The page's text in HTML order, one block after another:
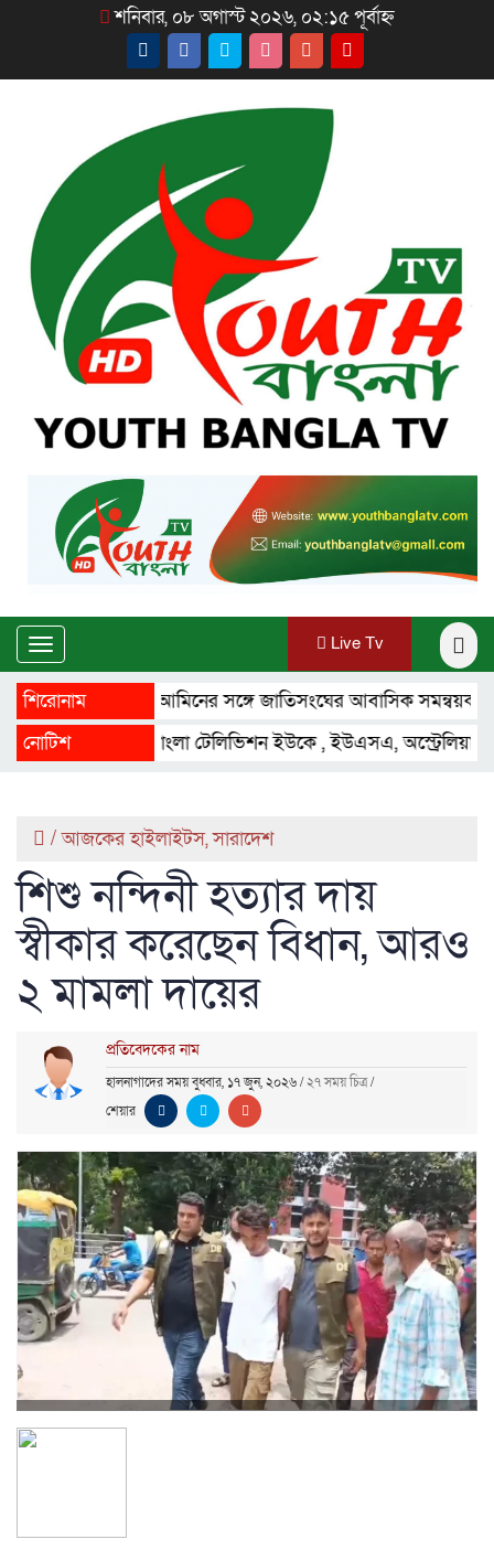
শনিবার, ০৮ অগাস্ট ২০২৬, ০২:১৫ পূর্বাহ্ন
Toggle
navigation
Live Tv
শিরোনামমাহ্দী আমিনের সঙ্গে জাতিসংঘের আবাসিক সমন্বয়কারীর
নোটিশইয়ুথ বাংলা টেলিভিশন ইউকে , ইউএসএ, অস্ট্রেলিয়া ,ফ্রান্স,
/আজকের হাইলাইটস,সারাদেশ
শিশু নন্দিনী হত্যার দায়
স্বীকার করেছেন বিধান, আরও
২ মামলা দায়ের
প্রতিবেদকের নাম
হালনাগাদের সময় বুধবার, ১৭ জুন, ২০২৬/২৭ সময় চিত্র/
শেয়ার